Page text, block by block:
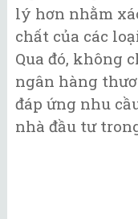
lý hơn nhằm
chất của các
Qua đó, không
ngân hàng
đáp ứng nhu
nhà đầu tư